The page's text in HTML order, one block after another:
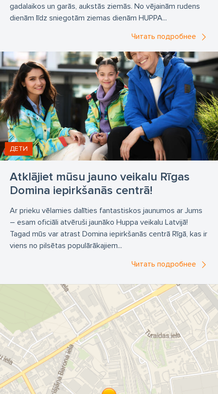
gadalaikos un garās, aukstās ziemās. No vējainām rudens
dienām līdz sniegotām ziemas dienām HUPPA...
Читать подробнее
Atklājiet mūsu jauno veikalu Rīgas
Domina iepirkšanās centrā!
ДЕТИ
Ar prieku vēlamies dalīties fantastiskos jaunumos ar Jums
– esam oficiāli atvēruši jaunāko Huppa veikalu Latvijā!
Tagad mūs var atrast Domina iepirkšanās centrā Rīgā, kas ir
viens no pilsētas populārākajiem...
Читать подробнее